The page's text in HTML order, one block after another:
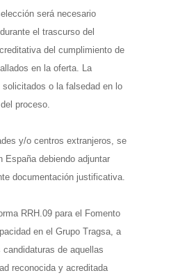
será necesario
el trascurso del
del cumplimiento de
en la oferta. La
o la falsedad en lo
proceso.
y/o centros extranjeros, se
España debiendo adjuntar
documentación justificativa.
RRH.09 para el Fomento
en el Grupo Tragsa, a
de aquellas
reconocida y acreditada